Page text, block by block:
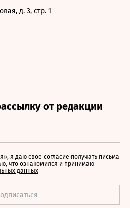
д. 3, стр. 1
я даю свое согласие получать письма
что ознакомился и принимаю
данных